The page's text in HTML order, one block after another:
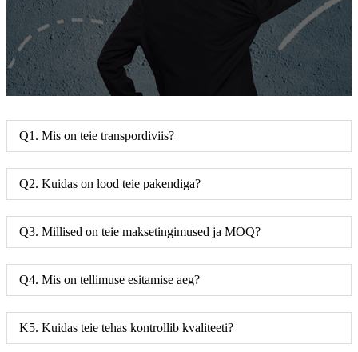
Q1. Mis on teie transpordiviis?
Q2. Kuidas on lood teie pakendiga?
Q3. Millised on teie maksetingimused ja MOQ?
Q4. Mis on tellimuse esitamise aeg?
K5. Kuidas teie tehas kontrollib kvaliteeti?